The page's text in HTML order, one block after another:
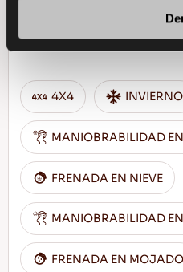
Desafía el invierno -
tu SUV
4X4 INVIERNO
MANIOBRABILIDAD
FRENADA EN NIEVE
MANIOBRABILIDAD
FRENADA EN MOJADO